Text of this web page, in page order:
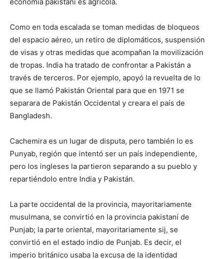
Como en toda escalada se toman medidas de bloqueos
del espacio aéreo, un retiro de diplomáticos, suspensión
de visas y otras medidas que acompañan la movilización
de tropas. India ha tratado de confrontar a Pakistán a
través de terceros. Por ejemplo, apoyó la revuelta de lo
que se llamó Pakistán Oriental para que en 1971 se
separara de Pakistán Occidental y creara el país de
Bangladesh.
Cachemira es un lugar de disputa, pero también lo es
Punyab, región que intentó ser un país independiente,
pero los ingleses la partieron separando a su pueblo y
repartiéndolo entre India y Pakistán.
La parte occidental de la provincia, mayoritariamente
musulmana, se convirtió en la provincia pakistaní de
Punjab; la parte oriental, mayoritariamente sij, se
convirtió en el estado indio de Punjab. Es decir, el
imperio británico usaba la excusa de la identidad